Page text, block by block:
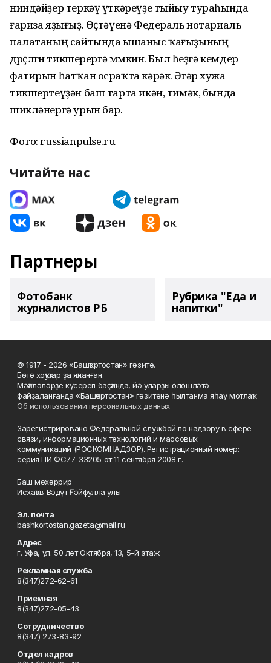
ниндәйҙер теркәү үткәреүҙе тыйыу тураһында
ғариза яҙығыҙ. Өҫтәүенә Федераль нотариаль
палатаның сайтында ышаныс ҡағыҙының
дөрөҫлөгөн тикшерергә мөмкин. Был һеҙгә кемдер
фатирын һатҡан осраҡта кәрәк. Әгәр хужа
тикшертеүҙән баш тарта икән, тимәк, бында
шикләнергә урын бар.
Фото: russianpulse.ru
Читайте нас
Партнеры
Фотобанк
журналистов РБ
Рубрика "Еда и
напитки"
© 1917 - 2026 «Башҡортостан» гәзите.
Бөтә хоҡуҡтар ҙа яҡланған.
Мәҡәләләрҙе күсереп баҫҡанда, йә уларҙы өлөшләтә
файҙаланғанда «Башҡортостан» гәзитенә һылтанма яһау мотлаҡ.
Об использовании персональных данных
Зарегистрировано Федеральной службой по надзору в сфере
связи, информационных технологий и массовых
коммуникаций (РОСКОМНАДЗОР). Регистрационный номер:
серия ПИ ФС77-33205 от 11 сентября 2008 г.
Баш мөхәррир
Исхаҡов Вәдүт Ғәйфулла улы
Эл. почта
bashkortostan.gazeta@mail.ru
Адрес
г. Уфа, ул. 50 лет Октября, 13, 5-й этаж
Рекламная служба
8(347)272-62-61
Приемная
8(347)272-05-43
Сотрудничество
8(347) 273-83-92
Отдел кадров